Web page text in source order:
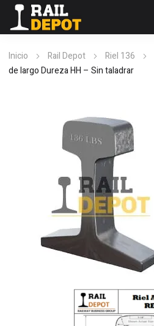
Inicio Rail Depot Riel 136
de largo Dureza HH – Sin taladrar